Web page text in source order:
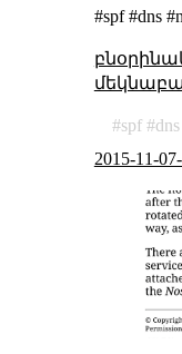
#spf #dns
spf dns
2015-11-